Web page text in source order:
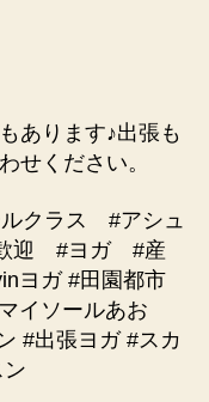
あります♪出張も
せください。
クラス #アシュ
歓迎 #ヨガ #産
ガ #田園都市
イソールあお
#出張ヨガ #スカ